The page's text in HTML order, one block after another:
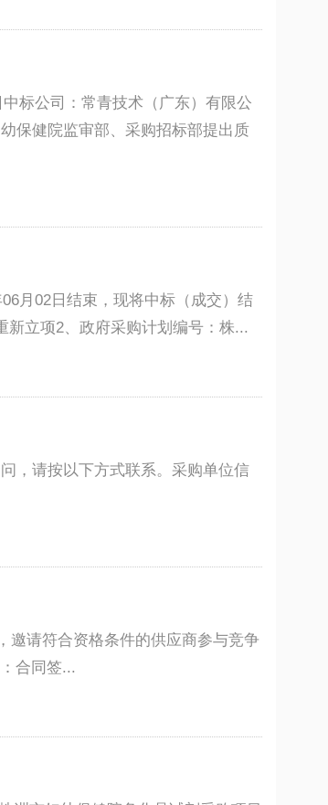
标公司：常青技术（广东）有限公
保健院监审部、采购招标部提出质
月02日结束，现将中标（成交）结
立项2、政府采购计划编号：株...
，请按以下方式联系。采购单位信
邀请符合资格条件的供应商参与竞争
合同签...